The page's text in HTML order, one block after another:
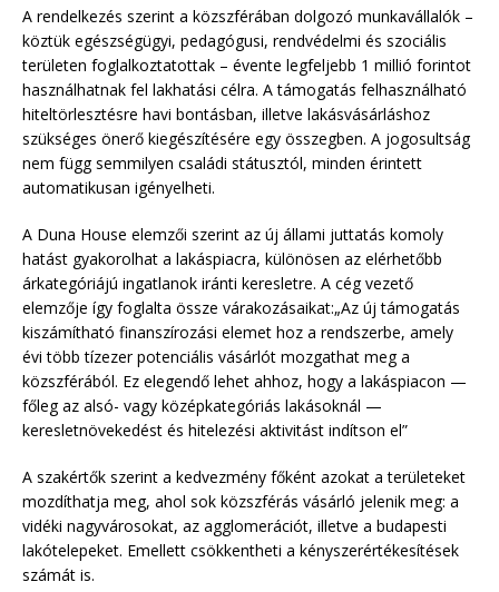
A rendelkezés szerint a közszférában dolgozó munkavállalók –
köztük egészségügyi, pedagógusi, rendvédelmi és szociális
területen foglalkoztatottak – évente legfeljebb 1 millió forintot
használhatnak fel lakhatási célra. A támogatás felhasználható
hiteltörlesztésre havi bontásban, illetve lakásvásárláshoz
szükséges önerő kiegészítésére egy összegben. A jogosultság
nem függ semmilyen családi státusztól, minden érintett
automatikusan igényelheti.
A Duna House elemzői szerint az új állami juttatás komoly
hatást gyakorolhat a lakáspiacra, különösen az elérhetőbb
árkategóriájú ingatlanok iránti keresletre. A cég vezető
elemzője így foglalta össze várakozásaikat:„Az új támogatás
kiszámítható finanszírozási elemet hoz a rendszerbe, amely
évi több tízezer potenciális vásárlót mozgathat meg a
közszférából. Ez elegendő lehet ahhoz, hogy a lakáspiacon —
főleg az alsó- vagy középkategóriás lakásoknál —
keresletnövekedést és hitelezési aktivitást indítson el”
A szakértők szerint a kedvezmény főként azokat a területeket
mozdíthatja meg, ahol sok közszférás vásárló jelenik meg: a
vidéki nagyvárosokat, az agglomerációt, illetve a budapesti
lakótelepeket. Emellett csökkentheti a kényszerértékesítések
számát is.